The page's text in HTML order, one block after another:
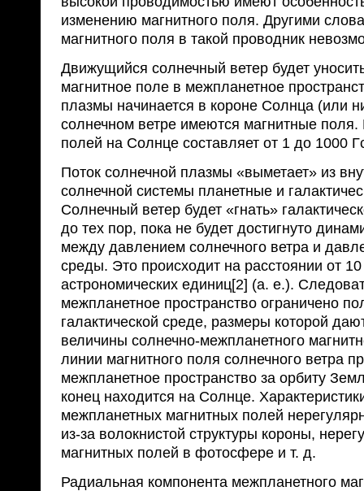
изменению магнитного поля. Другими
магнитного поля в такой проводник
Движущийся солнечный ветер будет
магнитное поле в межпланетное
плазмы начинается в короне Солнца (или
солнечном ветре имеются магнитные
полей на Солнце составляет от 1 до 1000
Поток солнечной плазмы «выметает» из
солнечной системы планетные и
Солнечный ветер будет «гнать»
до тех пор, пока не будет достигнуто
между давлением солнечного вет­ра и
среды. Это происходит на расстоянии от
астрономических единиц[2] (а. е.).
межпланетное пространство ограничено
галактической среде, размеры которой
величины солнечно-межпланетного
линии магнитного поля солнечного ветра
межпланетное пространство за орбиту
конец находится на Солнце.
межпланетных магнитных по­лей
из-за волокнистой струк­туры короны,
магнитных полей в фото­сфере и т. д.
Радиальная компонента межпланетного